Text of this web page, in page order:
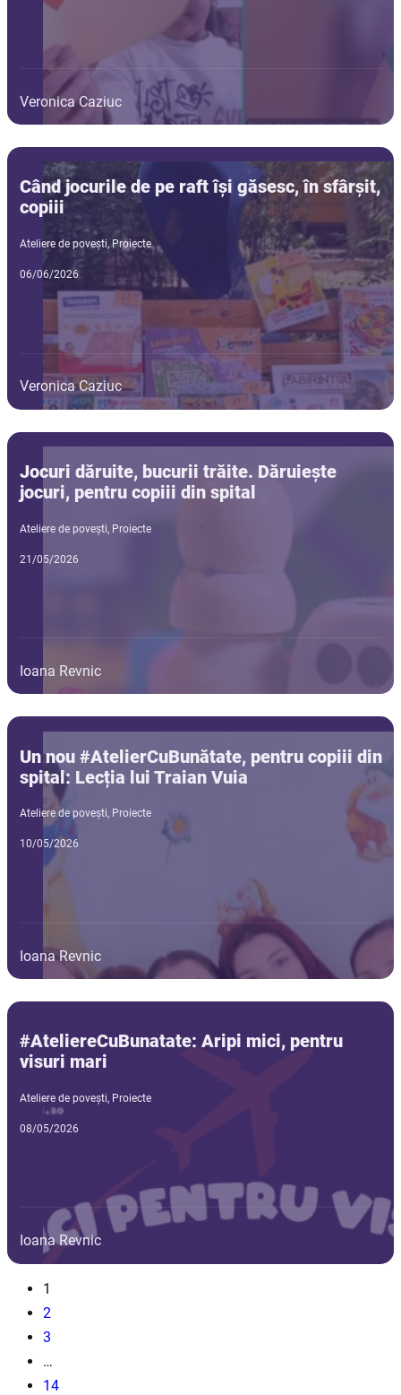
Veronica Caziuc
Când jocurile de pe raft își găsesc, în sfârșit,
copiii
Ateliere de povești, Proiecte
06/06/2026
Veronica Caziuc
Jocuri dăruite, bucurii trăite. Dăruiește
jocuri, pentru copiii din spital
Ateliere de povești, Proiecte
21/05/2026
Ioana Revnic
Un nou #AtelierCuBunătate, pentru copiii din
spital: Lecția lui Traian Vuia
Ateliere de povești, Proiecte
10/05/2026
Ioana Revnic
#AteliereCuBunatate: Aripi mici, pentru
visuri mari
Ateliere de povești, Proiecte
08/05/2026
Ioana Revnic
1
2
3
…
14